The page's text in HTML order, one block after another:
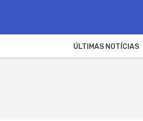
ÚLTIMAS NOTÍCIAS